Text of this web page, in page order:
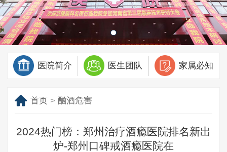
医院简介 医生团队 家属必知
首页> 酗酒危害
2024热门榜：郑州治疗酒瘾医院排名新出
炉-郑州口碑戒酒瘾医院在